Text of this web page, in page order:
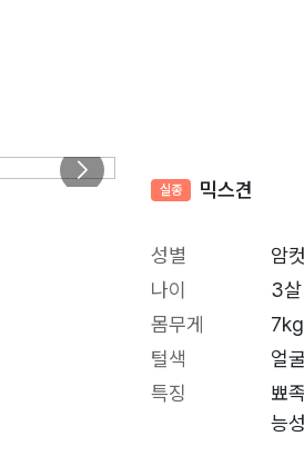
실종 믹스견
성별
암컷
나이
3살
몸무게
7kg
털색
얼
특징
뾰
능